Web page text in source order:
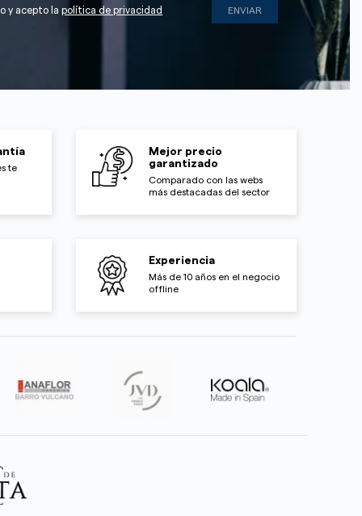
y acepto lapolítica de privacidad
te
Mejor precio
garantizado
Comparado con las webs
más destacadas del sector
Experiencia
Más de 10 años en el negocio
offline